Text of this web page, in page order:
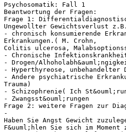
Psychosomatik: Fall 1
Beantwortung der Fragen:
Frage 1:
Ungewollter Gewichtsverlust
- chronisch konsumierende
Erkrankungen.( M. Crohn,
Colitis ulcerosa,
- Chronische
- Drogen/
- Hyperthyreose, unbehandelter
- Andere psychiatrische
Trauma)
- Schizophrenie( Ich
- Zwangsst&ouml;rungen
Frage 2: weitere Fragen zur
-
Haben Sie Angst Gewicht
F&uuml;hlen Sie sich im Moment